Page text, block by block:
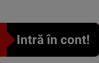
Intră în cont!